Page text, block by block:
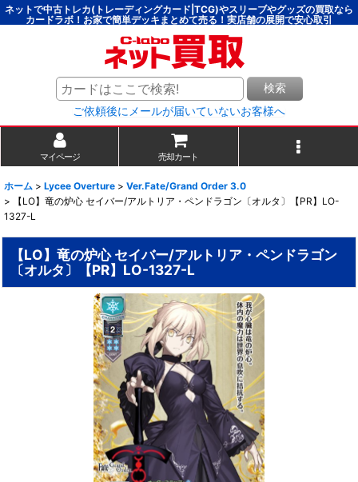
ネットで中古トレカ(トレーディングカード|TCG)やスリーブやグッズの買取なら
カードラボ！お家で簡単デッキまとめて売る！実店舗の展開で安心取引
検索
ご依頼後にメールが届いていないお客様へ
マイページ 売却カート
ホーム > Lycee Overture > Ver.Fate/Grand Order 3.0
>
【LO】竜の炉心 セイバー/アルトリア・ペンドラゴン〔オルタ〕【PR】LO-
1327-L
【LO】竜の炉心 セイバー/アルトリア・ペンドラゴン
〔オルタ〕【PR】LO-1327-L